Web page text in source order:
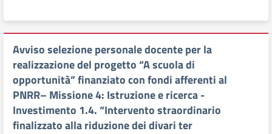
Avviso selezione personale docente per la
realizzazione del progetto “A scuola di
opportunità” finanziato con fondi afferenti al
PNRR– Missione 4: Istruzione e ricerca -
Investimento 1.4. “Intervento straordinario
finalizzato alla riduzione dei divari ter